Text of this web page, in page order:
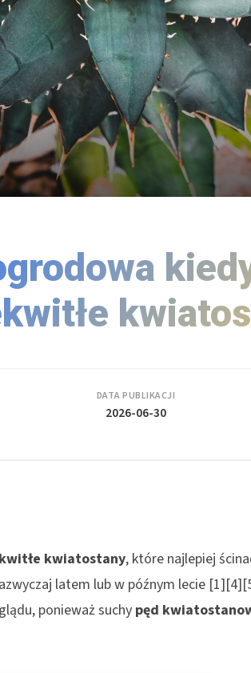
DATA PUBLIKACJI
2026-06-30
kwiatostany, które najlepiej
latem lub w późnym lecie
ponieważ suchy pęd